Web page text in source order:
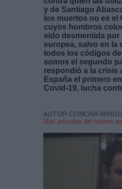
y de Santiago
los muertos no es
cuyos hombros
sido desmentida
europea, salvo en la
todos los códigos
somos el segundo
respondió a la crisis
España el primero
Covid-19, lucha
AUTOR CONCHA
Mas artículos del mismo